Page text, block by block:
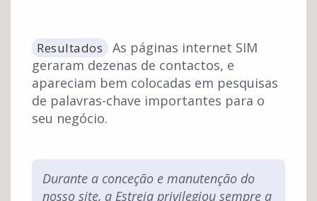
Resultados
As páginas internet SIM
geraram dezenas de contactos, e
apareciam bem colocadas em pesquisas
de palavras-chave importantes para o
seu negócio.
Durante a conceção e manutenção do
nosso site, a Estreia privilegiou sempre a